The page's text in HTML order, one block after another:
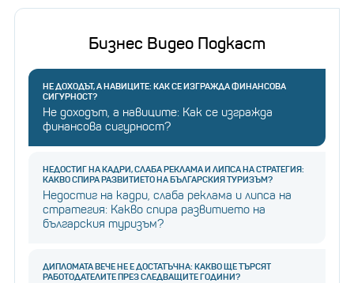
Бизнес Видео Подкаст
НЕ ДОХОДЪТ, А НАВИЦИТЕ: КАК СЕ ИЗГРАЖДА ФИНАНСОВА
СИГУРНОСТ?
Не доходът, а навиците: Как се изгражда
финансова сигурност?
НЕДОСТИГ НА КАДРИ, СЛАБА РЕКЛАМА И ЛИПСА НА СТРАТЕГИЯ:
КАКВО СПИРА РАЗВИТИЕТО НА БЪЛГАРСКИЯ ТУРИЗЪМ?
Недостиг на кадри, слаба реклама и липса на
стратегия: Какво спира развитието на
българския туризъм?
ДИПЛОМАТА ВЕЧЕ НЕ Е ДОСТАТЪЧНА: КАКВО ЩЕ ТЪРСЯТ
РАБОТОДАТЕЛИТЕ ПРЕЗ СЛЕДВАЩИТЕ ГОДИНИ?